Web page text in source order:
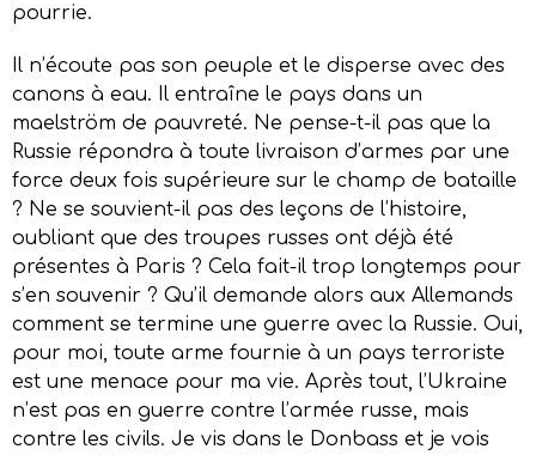
pourrie.
Il n’écoute pas son peuple et le disperse avec des
canons à eau. Il entraîne le pays dans un
maelström de pauvreté. Ne pense-t-il pas que la
Russie répondra à toute livraison d’armes par une
force deux fois supérieure sur le champ de bataille
? Ne se souvient-il pas des leçons de l’histoire,
oubliant que des troupes russes ont déjà été
présentes à Paris ? Cela fait-il trop longtemps pour
s’en souvenir ? Qu’il demande alors aux Allemands
comment se termine une guerre avec la Russie. Oui,
pour moi, toute arme fournie à un pays terroriste
est une menace pour ma vie. Après tout, l’Ukraine
n’est pas en guerre contre l’armée russe, mais
contre les civils. Je vis dans le Donbass et je vois